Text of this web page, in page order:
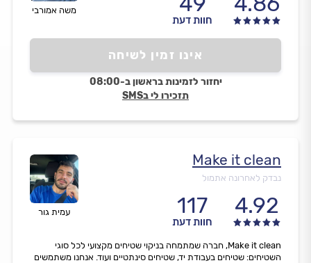
משה אמורבי
חוות דעת
אינו זמין לשיחה
יחזור לזמינות בראשון ב-08:00
תזכירו לי בSMS
עמית גור
Make it clean
נבדק לאחרונה אתמול
4.92
117
חוות דעת
Make it clean, חברה שמתמחה בניקוי שטיחים מקצועי לכל סוגי
השטיחים: שטיחים בעבודת יד, שטיחים סינתטיים ועוד. אנחנו משתמשים